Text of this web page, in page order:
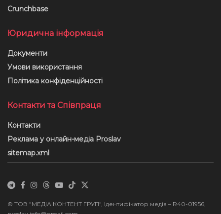
Crunchbase
Юридична інформація
Документи
Умови використання
Політика конфіденційності
Контакти та Співпраця
Контакти
Реклама у онлайн-медіа Proslav
sitemap.xml
© ТОВ "МЕДІА КОНТЕНТ ГРУП", Ідентифікатор медіа – R40-01956,